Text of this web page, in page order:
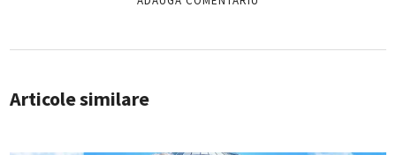
Articole similare